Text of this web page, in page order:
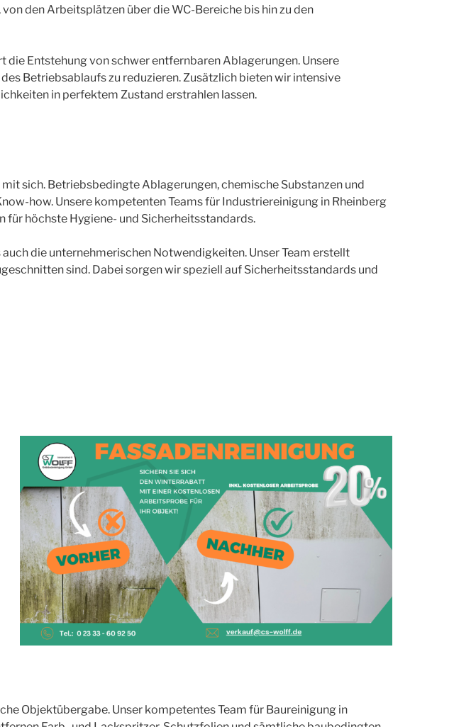
den Arbeitsplätzen über die WC-Bereiche bis hin zu den
Entstehung von schwer entfernbaren Ablagerungen. Unsere
Betriebsablaufs zu reduzieren. Zusätzlich bieten wir intensive
in perfektem Zustand erstrahlen lassen.
sich. Betriebsbedingte Ablagerungen, chemische Substanzen und
how. Unsere kompetenten Teams für Industriereinigung in Rheinberg
höchste Hygiene- und Sicherheitsstandards.
die unternehmerischen Notwendigkeiten. Unser Team erstellt
sind. Dabei sorgen wir speziell auf Sicherheitsstandards und
Objektübergabe. Unser kompetentes Team für Baureinigung in